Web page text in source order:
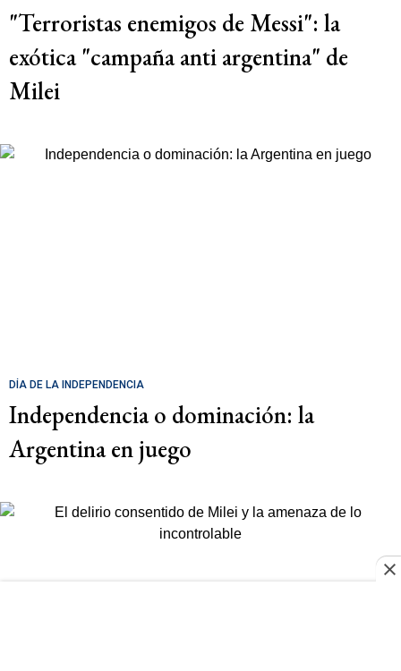
"Terroristas enemigos de Messi": la
exótica "campaña anti argentina" de
Milei
DÍA DE LA INDEPENDENCIA
Independencia o dominación: la
Argentina en juego